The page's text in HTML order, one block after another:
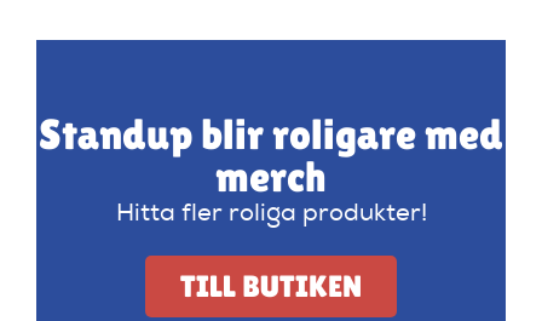
Standup blir roligare med
merch
Hitta fler roliga produkter!
TILL BUTIKEN